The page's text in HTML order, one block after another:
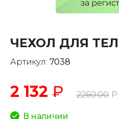
ЧЕХОЛ ДЛЯ
Артикул: 7038
2 132 ₽ 2260.00 Р
В наличии